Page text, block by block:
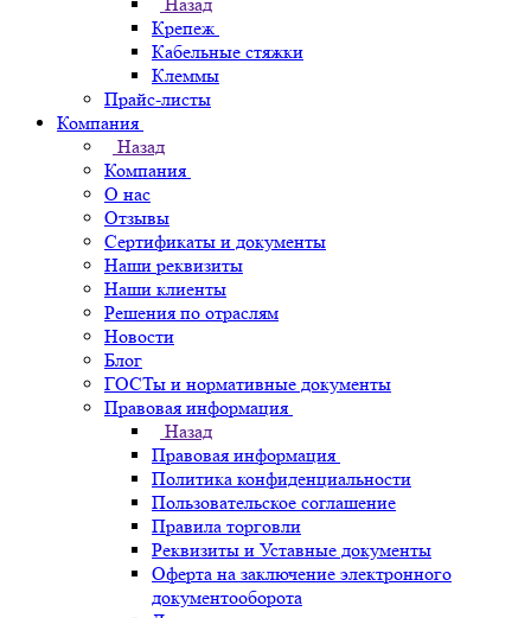
Крепеж
Кабельные стяжки
Клеммы
Прайс-листы
Компания
Назад
Компания
О нас
Отзывы
Сертификаты и документы
Наши реквизиты
Наши клиенты
Решения по отраслям
Новости
Блог
ГОСТы и нормативные документы
Правовая информация
Назад
Правовая информация
Политика конфиденциальности
Пользовательское соглашение
Правила торговли
Реквизиты и Уставные документы
Оферта на заключение электронного
документооборота